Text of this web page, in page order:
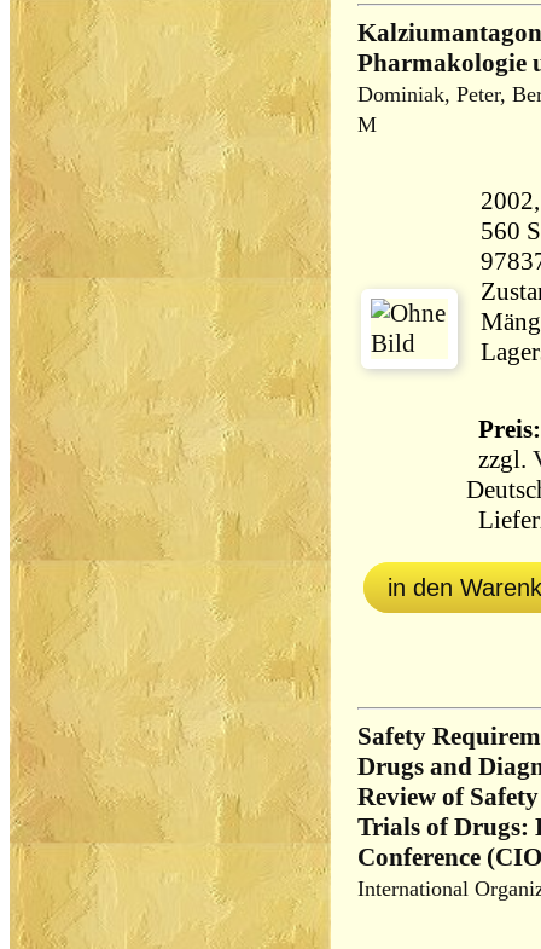
Pharmakologie
Dominiak, Peter,
M
560 Seiten
zzgl.
in den
Safety
Drugs and
Review of
Trials of Drugs:
Conference
International